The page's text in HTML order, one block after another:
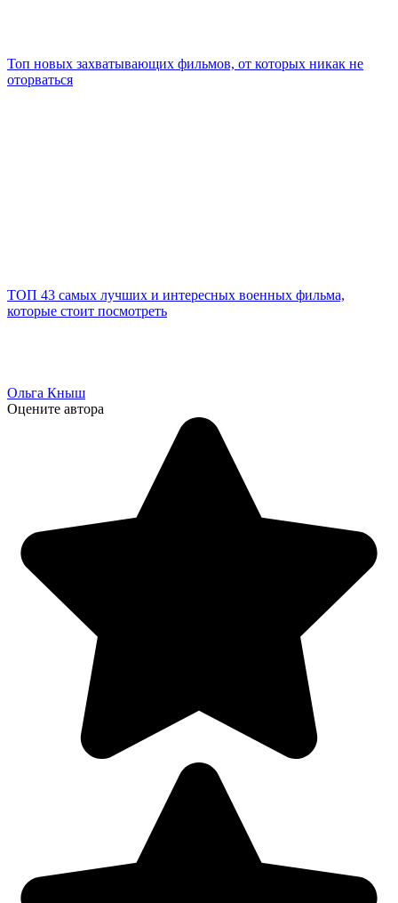
Топ новых захватывающих фильмов, от которых никак не
оторваться
ТОП 43 самых лучших и интересных военных фильма,
которые стоит посмотреть
Ольга Кныш
Оцените автора